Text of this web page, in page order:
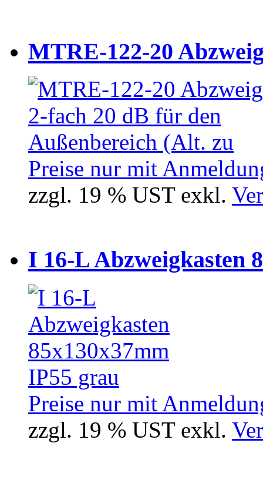
MTRE-122-20
Preise nur mit
zzgl. 19 % UST exkl.
I 16-L Abzweigkasten
Preise nur mit
zzgl. 19 % UST exkl.